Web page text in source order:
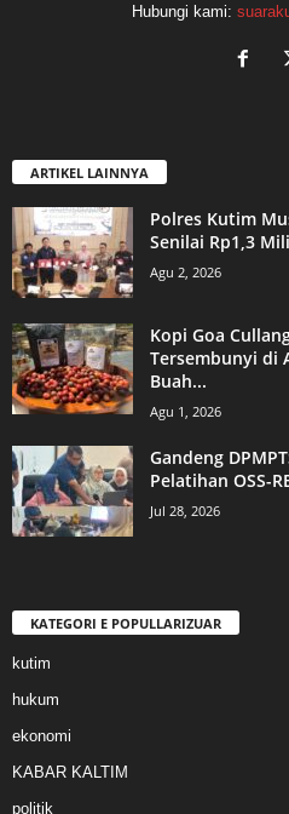
Hubungi kami:
ARTIKEL LAINNYA
Polres Kutim
Senilai Rp1,3
Agu 2, 2026
Kopi Goa
Tersembunyi di
Buah...
Agu 1, 2026
Gandeng
Pelatihan OSS-
Jul 28, 2026
KATEGORI E POPULLARIZUAR
kutim
hukum
ekonomi
KABAR KALTIM
politik